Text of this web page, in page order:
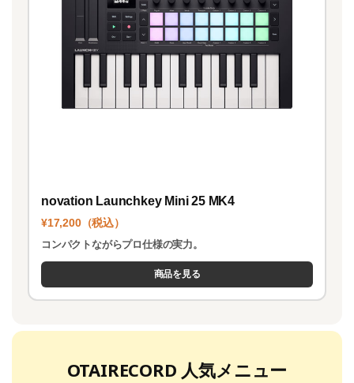
novation Launchkey Mini 25 MK4
¥17,200（税込）
コンパクトながらプロ仕様の実力。
商品を見る
OTAIRECORD 人気メニュー